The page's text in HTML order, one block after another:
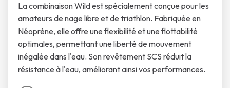
La combinaison Wild est spécialement conçue pour les
amateurs de nage libre et de triathlon. Fabriquée en
Néoprène, elle offre une flexibilité et une flottabilité
optimales, permettant une liberté de mouvement
inégalée dans l'eau. Son revêtement SCS réduit la
résistance à l'eau, améliorant ainsi vos performances.